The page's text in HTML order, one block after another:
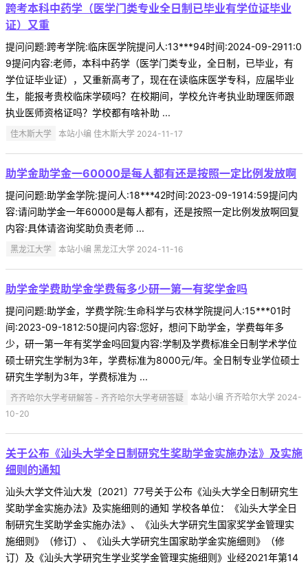
跨考本科中药学（医学门类专业全日制已毕业有学位证毕业
证）又重
提问问题:跨考学院:临床医学院提问人:13***94时间:2024-09-2911:0
9提问内容:老师，本科中药学（医学门类专业，全日制，已毕业，有
学位证毕业证），又重新高考了，现在在读临床医学专科，应届毕业
生，能报考贵校临床学硕吗？在校期间，学校允许考执业助理医师跟
执业医师资格证吗？学校都有啥补助 ...
佳木斯大学 本站小编 佳木斯大学 2024-11-17
助学金助学金一60000是每人都有还是按照一定比例发放啊
提问问题:助学金学院:提问人:18***42时间:2023-09-1914:59提问内
容:请问助学金一年60000是每人都有，还是按照一定比例发放啊回复
内容:具体请咨询奖助负责老师 ...
黑龙江大学 本站小编 黑龙江大学 2024-11-16
助学金学费助学金学费每多少研一第一有奖学金吗
提问问题:助学金，学费学院:生命科学与农林学院提问人:15***01时
间:2023-09-1812:50提问内容:您好，想问下助学金，学费每年多
少，研一第一年有奖学金吗回复内容:学制及学费标准全日制学术学位
硕士研究生学制为3年，学费标准为8000元/年。全日制专业学位硕士
研究生学制为3年，学费标准为 ...
齐齐哈尔大学考研解答 - 齐齐哈尔大学考研答疑
本站小编 齐齐哈尔大学 2024-
10-20
关于公布《汕头大学全日制研究生奖助学金实施办法》及实施
细则的通知
汕头大学文件汕大发〔2021〕77号关于公布《汕头大学全日制研究生
奖助学金实施办法》及实施细则的通知 学校各单位：《汕头大学全日
制研究生奖助学金实施办法》、《汕头大学研究生国家奖学金管理实
施细则》（修订）、《汕头大学研究生国家助学金实施细则》（修
订）及《汕头大学研究生学业奖学金管理实施细则》业经2021年第14